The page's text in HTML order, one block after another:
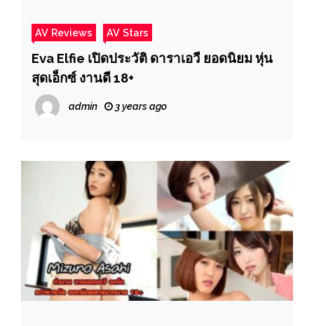
AV Reviews AV Stars
Eva Elfie เปิดประวัติ ดาราเอวี ยอดนิยม หุ่น
สุดเอ็กซ์ งานดี 18+
admin 3 years ago